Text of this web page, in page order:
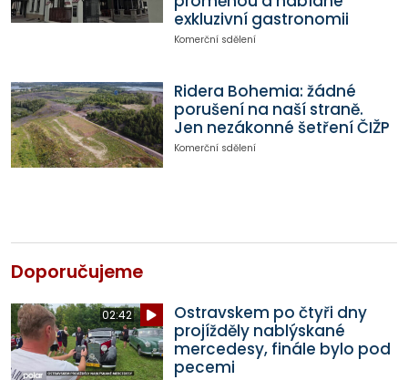
exkluzivní gastronomii
Komerční sdělení
Ridera Bohemia: žádné
porušení na naší straně.
Jen nezákonné šetření ČIŽP
Komerční sdělení
Doporučujeme
02:42
Ostravskem po čtyři dny
projížděly nablýskané
mercedesy, finále bylo pod
pecemi